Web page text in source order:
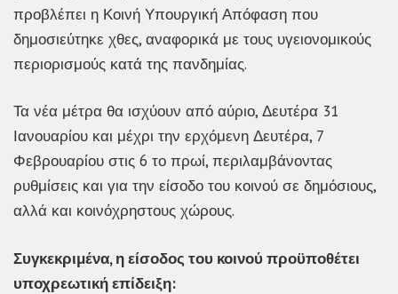
προβλέπει η Κοινή Υπουργική Απόφαση που
δημοσιεύτηκε χθες, αναφορικά με τους υγειονομικούς
περιορισμούς κατά της πανδημίας.
Τα νέα μέτρα θα ισχύουν από αύριο, Δευτέρα 31
Ιανουαρίου και μέχρι την ερχόμενη Δευτέρα, 7
Φεβρουαρίου στις 6 το πρωί, περιλαμβάνοντας
ρυθμίσεις και για την είσοδο του κοινού σε δημόσιους,
αλλά και κοινόχρηστους χώρους.
Συγκεκριμένα, η είσοδος του κοινού προϋποθέτει
υποχρεωτική επίδειξη: